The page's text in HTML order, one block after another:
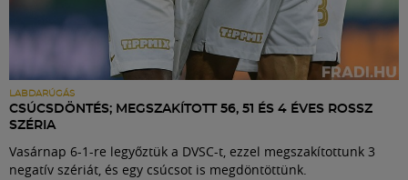
LABDARÚGÁS
CSÚCSDÖNTÉS; MEGSZAKÍTOTT 56, 51 ÉS 4 ÉVES ROSSZ
SZÉRIA
Vasárnap 6-1-re legyőztük a DVSC-t, ezzel megszakítottunk 3
negatív szériát, és egy csúcsot is megdöntöttünk.